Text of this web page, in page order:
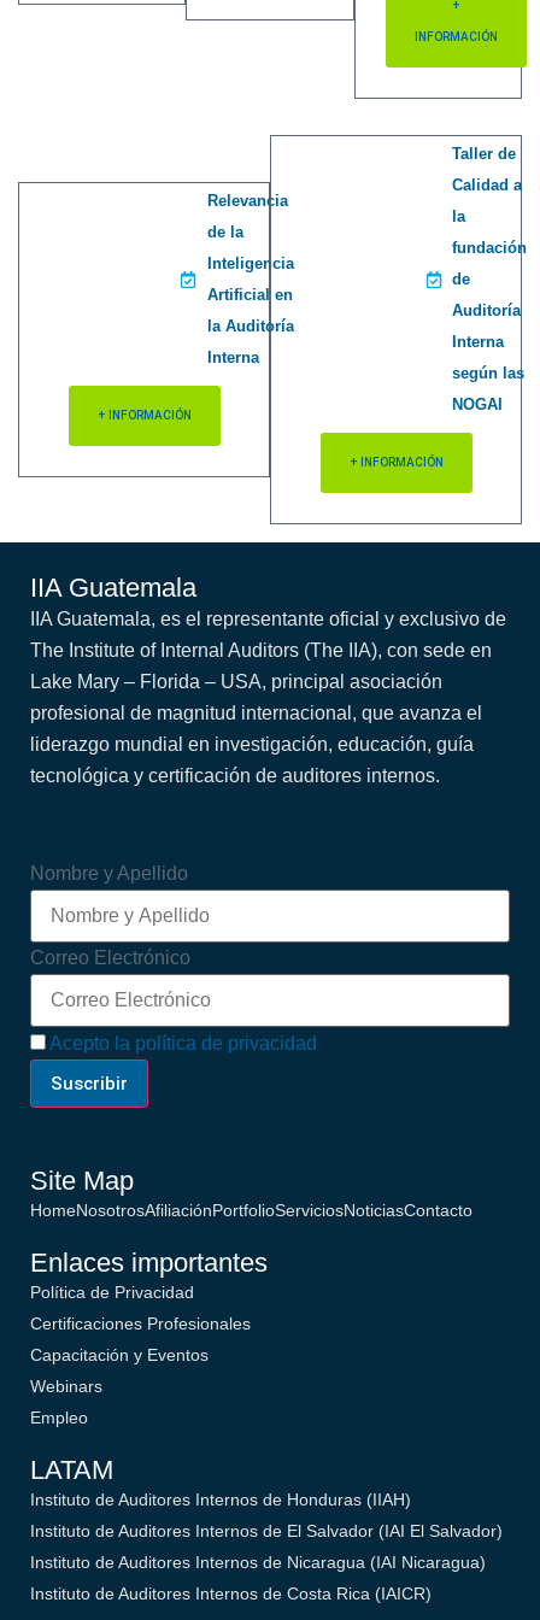
+
INFORMACIÓN
Relevancia
de la
Inteligencia
Artificial en
la Auditoría
Interna
+ INFORMACIÓN
Taller de
Calidad a
la
fundación
de
Auditoría
Interna
según las
NOGAI
+ INFORMACIÓN
IIA Guatemala
IIA Guatemala, es el representante oficial y exclusivo de
The Institute of Internal Auditors (The IIA), con sede en
Lake Mary – Florida – USA, principal asociación
profesional de magnitud internacional, que avanza el
liderazgo mundial en investigación, educación, guía
tecnológica y certificación de auditores internos.
Nombre y Apellido
Correo Electrónico
Acepto la política de privacidad
Site Map
HomeNosotrosAfiliaciónPortfolioServiciosNoticiasContacto
Enlaces importantes
Política de Privacidad
Certificaciones Profesionales
Capacitación y Eventos
Webinars
Empleo
LATAM
Instituto de Auditores Internos de Honduras (IIAH)
Instituto de Auditores Internos de El Salvador (IAI El Salvador)
Instituto de Auditores Internos de Nicaragua (IAI Nicaragua)
Instituto de Auditores Internos de Costa Rica (IAICR)